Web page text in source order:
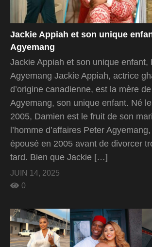
Jackie Appiah et son unique
Agyemang
Jackie Appiah et son unique enfant,
Agyemang Jackie Appiah, actrice
d’origine canadienne, est la mère
Agyemang, son unique enfant. Né
2005, Damien est le fruit de son
l’homme d’affaires Peter Agyemang,
épousé en 2005 avant de divorcer
tard. Bien que Jackie […]
JUIN 14, 2025
0